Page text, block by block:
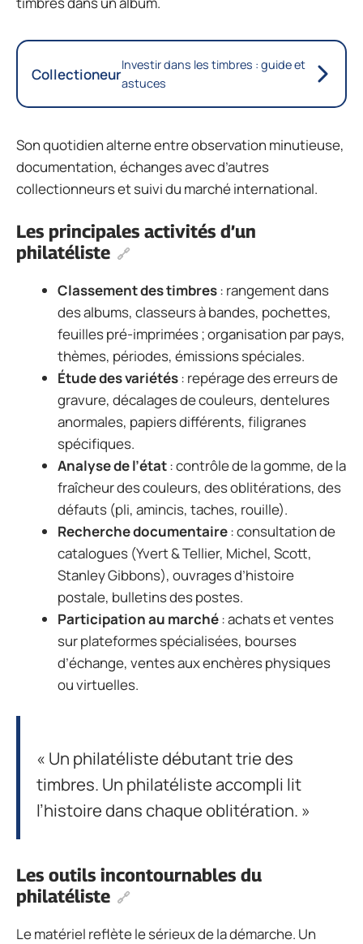
CollectioneurInvestir dans les timbres : guide et
astuces
Son quotidien alterne entre observation minutieuse,
documentation, échanges avec d’autres
collectionneurs et suivi du marché international.
Les principales activités d’un
philatéliste
Classement des timbres: rangement dans
des albums, classeurs à bandes, pochettes,
feuilles pré-imprimées ; organisation par pays,
thèmes, périodes, émissions spéciales.
Étude des variétés: repérage des erreurs de
gravure, décalages de couleurs, dentelures
anormales, papiers différents, filigranes
spécifiques.
Analyse de l’état: contrôle de la gomme, de la
fraîcheur des couleurs, des oblitérations, des
défauts (pli, amincis, taches, rouille).
Recherche documentaire: consultation de
catalogues (Yvert & Tellier, Michel, Scott,
Stanley Gibbons), ouvrages d’histoire
postale, bulletins des postes.
Participation au marché: achats et ventes
sur plateformes spécialisées, bourses
d’échange, ventes aux enchères physiques
ou virtuelles.
« Un philatéliste débutant trie des
timbres. Un philatéliste accompli lit
l’histoire dans chaque oblitération. »
Les outils incontournables du
philatéliste
Le matériel reflète le sérieux de la démarche. Un